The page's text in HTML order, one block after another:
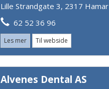
Lille Strandgate 3, 2317 Hamar
62 52 36 96
Les mer Til webside
Alvenes Dental AS